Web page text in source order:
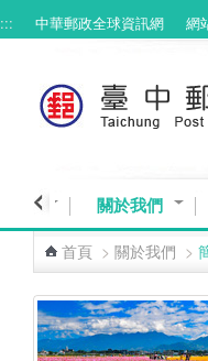
跳到主要內容區塊
::: 中華郵政全球資訊網 網
中館 關於我們
首頁 > 關於我們 >